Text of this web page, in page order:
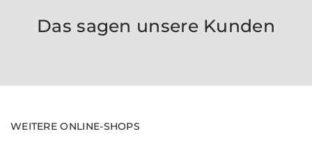
Das sagen unsere Kunden
WEITERE ONLINE-SHOPS